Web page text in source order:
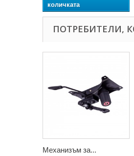
количката
ПОТРЕБИТЕЛИ,
Механизъм за...